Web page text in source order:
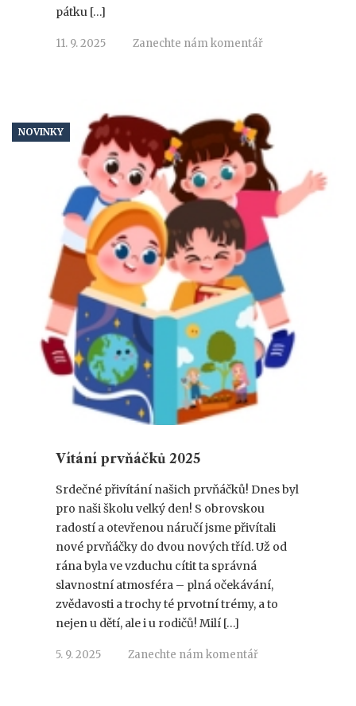
pátku […]
11. 9. 2025 Zanechte nám komentář
NOVINKY
Vítání prvňáčků 2025
Srdečné přivítání našich prvňáčků! Dnes byl
pro naši školu velký den! S obrovskou
radostí a otevřenou náručí jsme přivítali
nové prvňáčky do dvou nových tříd. Už od
rána byla ve vzduchu cítit ta správná
slavnostní atmosféra – plná očekávání,
zvědavosti a trochy té prvotní trémy, a to
nejen u dětí, ale i u rodičů! Milí […]
5. 9. 2025 Zanechte nám komentář